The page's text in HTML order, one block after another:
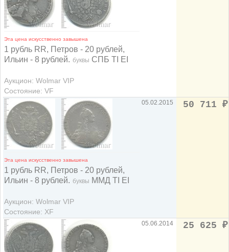
Эта цена искусственно завышена
1 рубль RR, Петров - 20 рублей,
Ильин - 8 рублей. буквы СПБ TI EI
Аукцион: Wolmar VIP
Состояние: VF
Эта цена искусственно завышена
1 рубль RR, Петров - 20 рублей,
Ильин - 8 рублей. буквы ММД TI EI
Аукцион: Wolmar VIP
Состояние: XF
05.02.2015 50 711 ₽
05.06.2014 25 625 ₽